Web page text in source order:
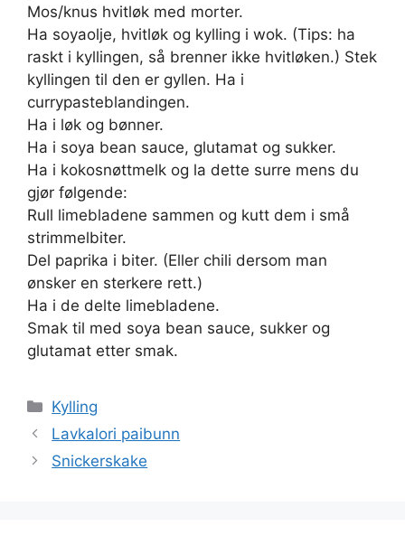
Mos/knus hvitløk med morter.
Ha soyaolje, hvitløk og kylling i wok. (Tips: ha
raskt i kyllingen, så brenner ikke hvitløken.) Stek
kyllingen til den er gyllen. Ha i
currypasteblandingen.
Ha i løk og bønner.
Ha i soya bean sauce, glutamat og sukker.
Ha i kokosnøttmelk og la dette surre mens du
gjør følgende:
Rull limebladene sammen og kutt dem i små
strimmelbiter.
Del paprika i biter. (Eller chili dersom man
ønsker en sterkere rett.)
Ha i de delte limebladene.
Smak til med soya bean sauce, sukker og
glutamat etter smak.
Kategorier
Kylling
Lavkalori paibunn
Snickerskake